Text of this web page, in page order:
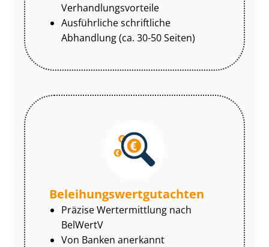
Ver­hand­lungs­vor­tei­le
Ausführliche schriftliche
Abhandlung (ca. 30-50 Seiten)
Be­lei­hungs­wert­gut­ach­ten
Präzise Wertermittlung nach
BelWertV
Von Banken anerkannt